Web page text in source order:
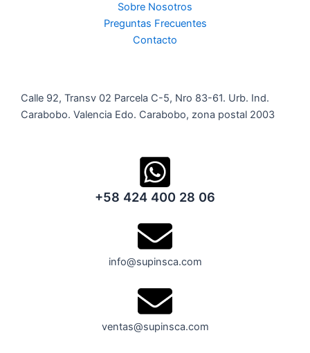
Sobre Nosotros
Preguntas Frecuentes
Contacto
Calle 92, Transv 02 Parcela C-5, Nro 83-61. Urb. Ind.
Carabobo. Valencia Edo. Carabobo, zona postal 2003
+58 424 400 28 06
info@supinsca.com
ventas@supinsca.com